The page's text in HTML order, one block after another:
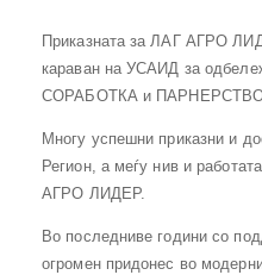
Приказната за ЛАГ АГРО
караван на УСАИД за
СОРАБОТКА и
Многу успешни приказни и
Регион, а меѓу нив и
АГРО ЛИДЕР.
Во последниве години со
огромен придонес во